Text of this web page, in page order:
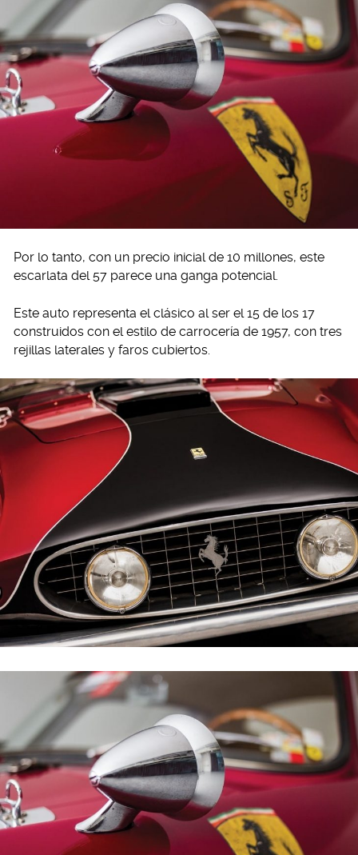
Por lo tanto, con un precio inicial de 10 millones, este
escarlata del 57 parece una ganga potencial.
Este auto representa el clásico al ser el 15 de los 17
construidos con el estilo de carrocería de 1957, con tres
rejillas laterales y faros cubiertos.